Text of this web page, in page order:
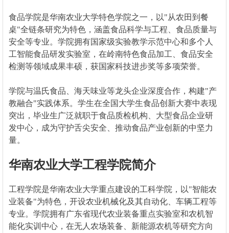
食品学院是华南农业大学特色学院之一，以"从农田到餐
桌"全链条研究为特色，涵盖食品科学与工程、食品质量与
安全等专业。学院拥有国家级实验教学示范中心和多个人
工智能食品研发实验室，在岭南特色食品加工、食品安全
检测等领域成果丰硕，获国家科技进步奖等多项荣誉。
学院与温氏食品、海天味业等龙头企业深度合作，构建"产
教融合"实践体系。学生在全国大学生食品创新大赛中表现
突出，毕业生广泛就职于食品质检机构、大型食品企业研
发中心，成为守护舌尖安全、推动食品产业创新的中坚力
量。
华南农业大学工程学院简介
工程学院是华南农业大学重点建设的工科学院，以"智能农
业装备"为特色，开设农业机械化及其自动化、车辆工程等
专业。学院拥有广东省现代农业装备重点实验室和农机智
能化实训中心，在无人农场装备、新能源农机等研究方向